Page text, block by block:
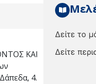
ΚΑΙ
4.
Δείτε το
Δείτε